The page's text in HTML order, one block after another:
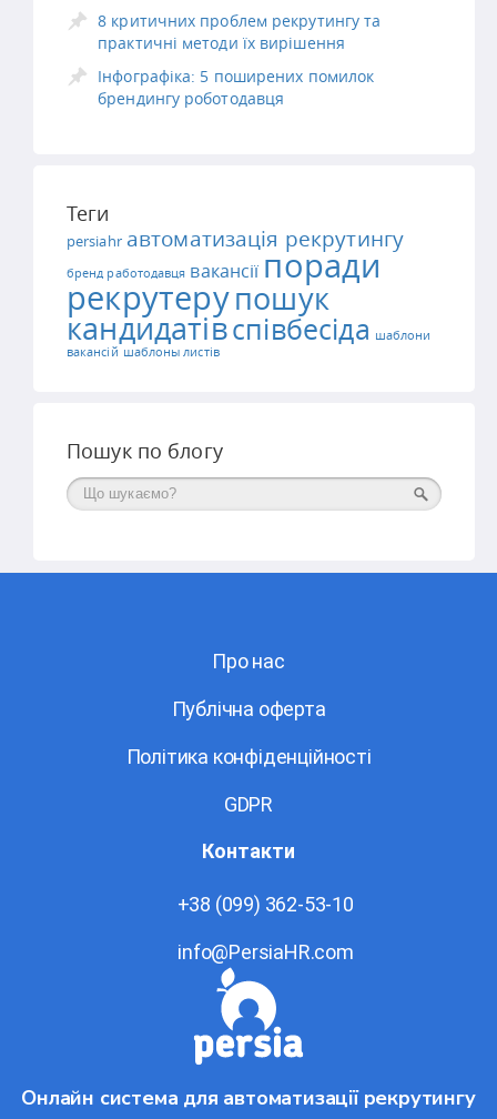
8 критичних проблем рекрутингу та
практичні методи їх вирішення
Інфографіка: 5 поширених помилок
брендингу роботодавця
Теги
persiahr автоматизація рекрутингу
бренд работодавця вакансії поради
рекрутерупошук
кандидатівспівбесіда шаблони
вакансій шаблоны листів
Пошук по блогу
Поиск
Онлайн система для автоматизації рекрутингу
Про нас
Публічна оферта
Політика конфіденційності
GDPR
Контакти
+38 (099) 362-53-10
info@PersiaHR.com